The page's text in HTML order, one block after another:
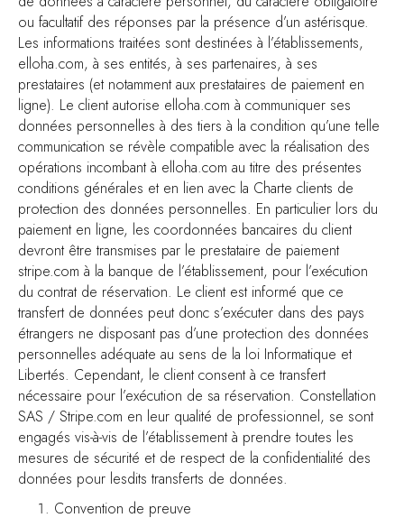
ou facultatif des réponses par la présence d’un astérisque.
Les informations traitées sont destinées à l’établissements,
elloha.com, à ses entités, à ses partenaires, à ses
prestataires (et notamment aux prestataires de paiement en
ligne). Le client autorise elloha.com à communiquer ses
données personnelles à des tiers à la condition qu’une telle
communication se révèle compatible avec la réalisation des
opérations incombant à elloha.com au titre des présentes
conditions générales et en lien avec la Charte clients de
protection des données personnelles. En particulier lors du
paiement en ligne, les coordonnées bancaires du client
devront être transmises par le prestataire de paiement
stripe.com à la banque de l’établissement, pour l’exécution
du contrat de réservation. Le client est informé que ce
transfert de données peut donc s’exécuter dans des pays
étrangers ne disposant pas d’une protection des données
personnelles adéquate au sens de la loi Informatique et
Libertés. Cependant, le client consent à ce transfert
nécessaire pour l’exécution de sa réservation. Constellation
SAS / Stripe.com en leur qualité de professionnel, se sont
engagés vis-à-vis de l’établissement à prendre toutes les
mesures de sécurité et de respect de la confidentialité des
données pour lesdits transferts de données.
Convention de preuve